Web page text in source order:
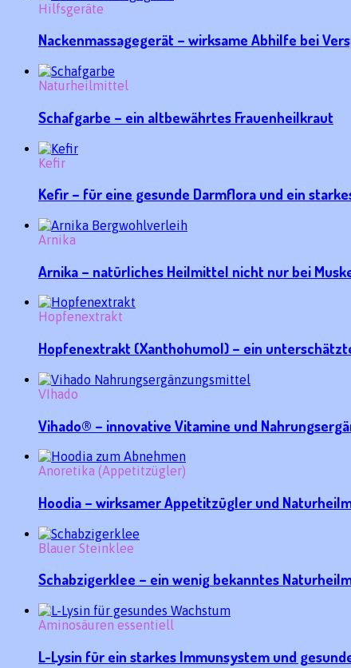
Hilfsgeräte
Nackenmassagegerät – wirksame Abhilfe bei
Naturheilmittel
Schafgarbe – ein altbewährtes Frauenheilkraut
Kefir
Kefir – für eine gesunde Darmflora und ein
Arnika
Arnika – natürliches Heilmittel nicht nur bei
Hopfenextrakt
Hopfenextrakt (Xanthohumol) – ein
VIhado
Vihado® – innovative Vitamine und
Anoretika (Appetitzügler)
Hoodia – wirksamer Appetitzügler und
Blauer Steinklee
Schabzigerklee – ein wenig bekanntes
Aminosäuren essentiell
L-Lysin für ein starkes Immunsystem und